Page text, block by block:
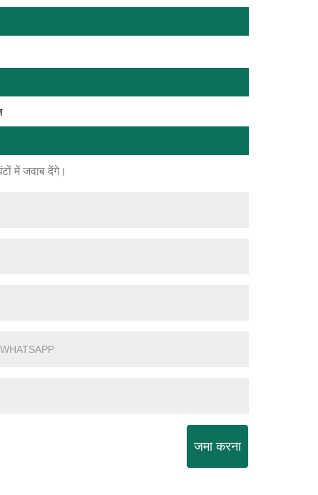
में जवाब देंगे।
जमा करना